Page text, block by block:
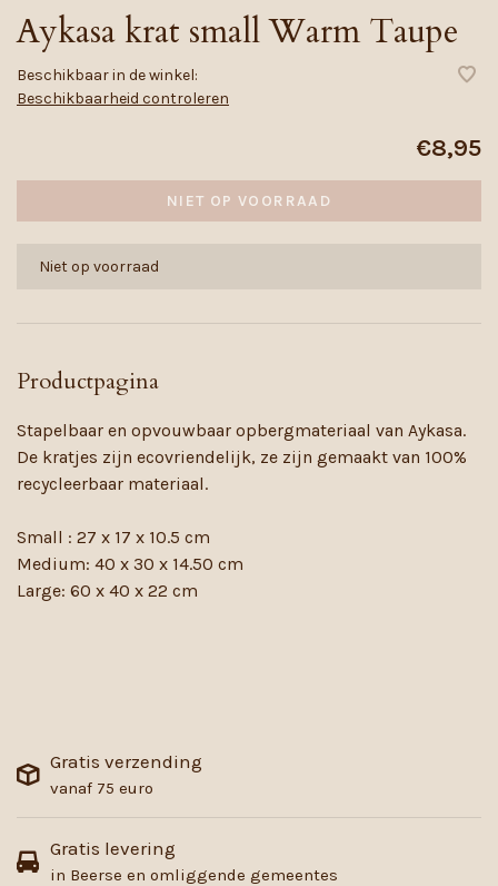
Aykasa krat small Warm Taupe
Beschikbaar in de winkel:
Beschikbaarheid controleren
€8,95
NIET OP VOORRAAD
Niet op voorraad
Productpagina
Stapelbaar en opvouwbaar opbergmateriaal van Aykasa.
De kratjes zijn ecovriendelijk, ze zijn gemaakt van 100%
recycleerbaar materiaal.
Small : 27 x 17 x 10.5 cm
Medium: 40 x 30 x 14.50 cm
Large: 60 x 40 x 22 cm
Gratis verzending
vanaf 75 euro
Gratis levering
in Beerse en omliggende gemeentes